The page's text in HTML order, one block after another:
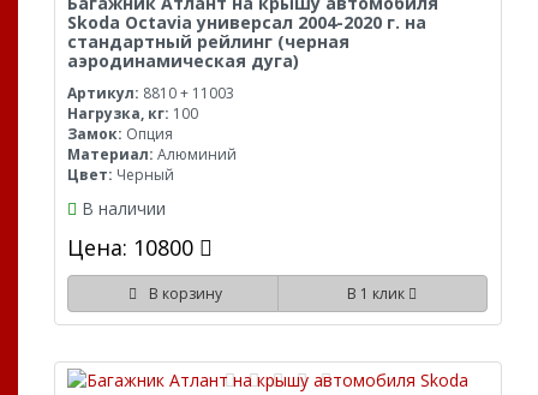
Skoda Octavia универсал 2004-2020 г. на
стандартный рейлинг (черная
аэродинамическая дуга)
Артикул: 8810 + 11003
Нагрузка, кг: 100
Замок: Опция
Материал: Алюминий
Цвет: Черный
В наличии
Цена: 10800
В корзину В 1 клик